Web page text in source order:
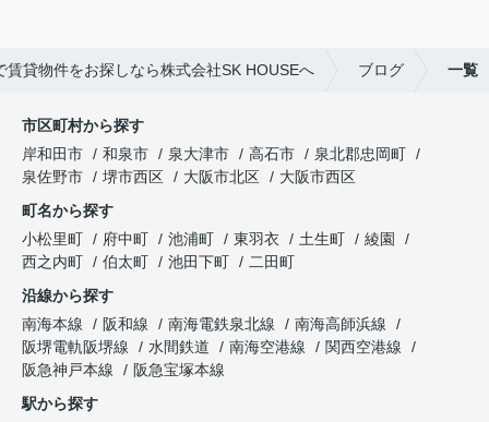
賃貸物件をお探しなら株式会社SK HOUSEへ ブログ 一覧
市区町村から探す
岸和田市
和泉市 泉大津市 高石市
泉北郡忠岡町
泉佐野市
堺市西区 大阪市北区
大阪市西区
町名から探す
小松里町
府中町 池浦町 東羽衣 土生町
綾園
西之内町
伯太町 池田下町
二田町
沿線から探す
南海本線
阪和線 南海電鉄泉北線
南海高師浜線
阪堺電軌阪堺線
水間鉄道 南海空港線
関西空港線
阪急神戸本線
阪急宝塚本線
駅から探す